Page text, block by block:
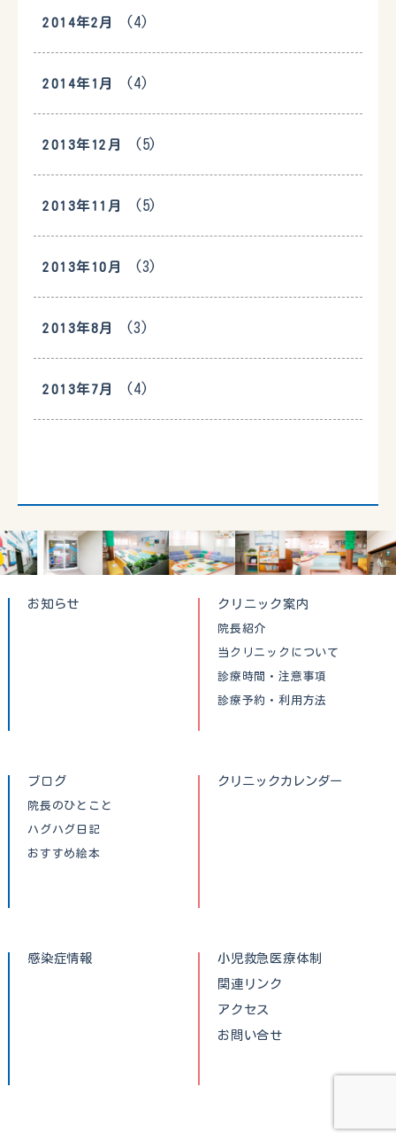
2014年2月 (4)
2014年1月 (4)
2013年12月 (5)
2013年11月 (5)
2013年10月 (3)
2013年8月 (3)
2013年7月 (4)
お知らせ クリニック案内
院長紹介
当クリニックについて
診療時間・注意事項
診療予約・利用方法
ブログ
院長のひとこと
ハグハグ日記
おすすめ絵本
クリニックカレンダー
感染症情報
小児救急医療体制
関連リンク
アクセス
お問い合せ